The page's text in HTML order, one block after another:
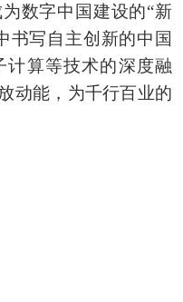
数字中国建设的“新
书写自主创新的中国
算等技术的深度融
动能，为千行百业的